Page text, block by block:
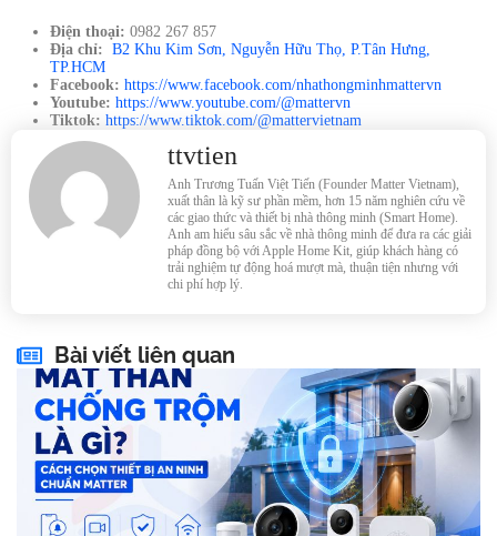
Điện thoại: 0982 267 857
Địa chỉ: B2 Khu Kim Sơn, Nguyễn Hữu Thọ, P.Tân Hưng,
TP.HCM
Facebook: https://www.facebook.com/nhathongminhmattervn
Youtube: https://www.youtube.com/@mattervn
Tiktok: https://www.tiktok.com/@mattervietnam
ttvtien
Anh Trương Tuấn Việt Tiến (Founder Matter Vietnam),
xuất thân là kỹ sư phần mềm, hơn 15 năm nghiên cứu về
các giao thức và thiết bị nhà thông minh (Smart Home).
Anh am hiểu sâu sắc về nhà thông minh để đưa ra các giải
pháp đồng bộ với Apple Home Kit, giúp khách hàng có
trải nghiệm tự động hoá mượt mà, thuận tiện nhưng với
chi phí hợp lý.
Bài viết liên quan